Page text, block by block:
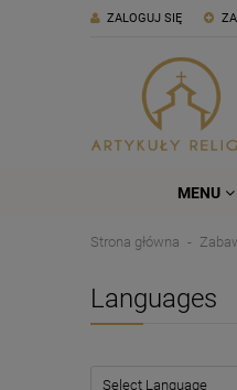
ZALOGUJ SIĘ
MENU
Strona główna
Languages